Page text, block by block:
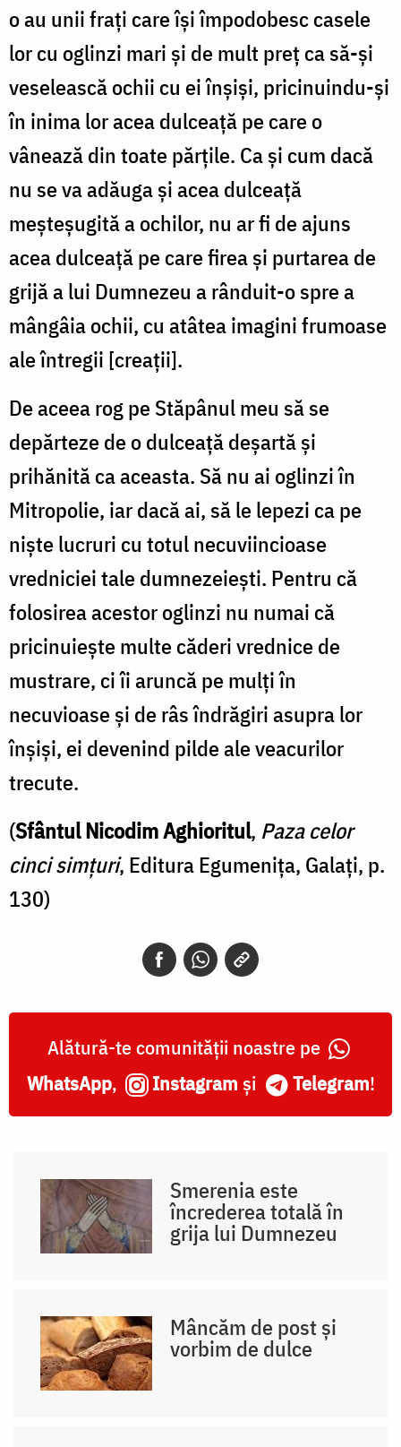
o au unii fraţi care îşi împodobesc casele
lor cu oglinzi mari şi de mult preţ ca să-şi
veselească ochii cu ei înşişi, pricinuindu-şi
în inima lor acea dulceaţă pe care o
vânează din toate părţile. Ca şi cum dacă
nu se va adăuga şi acea dulceață
meşteşugită a ochilor, nu ar fi de ajuns
acea dulceaţă pe care firea şi purtarea de
grijă a lui Dumnezeu a rânduit-o spre a
mângâia ochii, cu atâtea imagini frumoase
ale întregii [creaţii].
De aceea rog pe Stăpânul meu să se
depărteze de o dulceaţă deşartă şi
prihănită ca aceasta. Să nu ai oglinzi în
Mitropolie, iar dacă ai, să le lepezi ca pe
nişte lucruri cu totul necuviincioase
vredniciei tale dumnezeieşti. Pentru că
folosirea acestor oglinzi nu numai că
pricinuieşte multe căderi vrednice de
mustrare, ci îi aruncă pe mulţi în
necuvioase şi de râs îndrăgiri asupra lor
înşişi, ei devenind pilde ale veacurilor
trecute.
(Sfântul Nicodim Aghioritul, Paza celor
cinci simțuri, Editura Egumenița, Galați, p.
130)
Alătură-te comunității noastre pe
WhatsApp, Instagram și Telegram!
Smerenia este
încrederea totală în
grija lui Dumnezeu
Mâncăm de post și
vorbim de dulce